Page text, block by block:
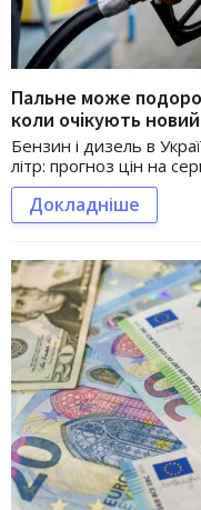
Пальне може
коли очікують
Бензин і дизель в
літр: прогноз цін на
Докладніше